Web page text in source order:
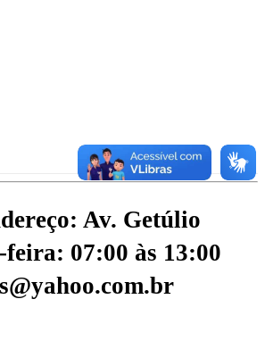
Av. Getúlio
07:00 às 13:00